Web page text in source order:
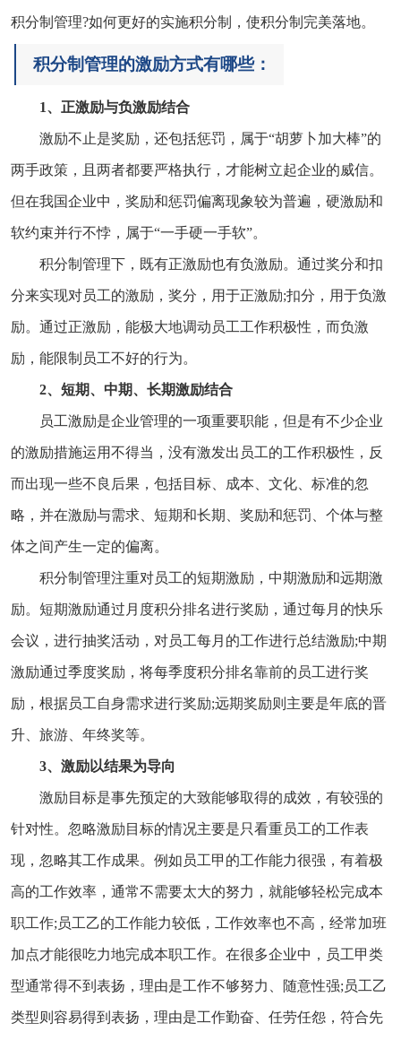
积分制管理?如何更好的实施积分制，使积分制完美落地。
积分制管理的激励方式有哪些：
1、正激励与负激励结合
激励不止是奖励，还包括惩罚，属于“胡萝卜加大棒”的
两手政策，且两者都要严格执行，才能树立起企业的威信。
但在我国企业中，奖励和惩罚偏离现象较为普遍，硬激励和
软约束并行不悖，属于“一手硬一手软”。
积分制管理下，既有正激励也有负激励。通过奖分和扣
分来实现对员工的激励，奖分，用于正激励;扣分，用于负激
励。通过正激励，能极大地调动员工工作积极性，而负激
励，能限制员工不好的行为。
2、短期、中期、长期激励结合
员工激励是企业管理的一项重要职能，但是有不少企业
的激励措施运用不得当，没有激发出员工的工作积极性，反
而出现一些不良后果，包括目标、成本、文化、标准的忽
略，并在激励与需求、短期和长期、奖励和惩罚、个体与整
体之间产生一定的偏离。
积分制管理注重对员工的短期激励，中期激励和远期激
励。短期激励通过月度积分排名进行奖励，通过每月的快乐
会议，进行抽奖活动，对员工每月的工作进行总结激励;中期
激励通过季度奖励，将每季度积分排名靠前的员工进行奖
励，根据员工自身需求进行奖励;远期奖励则主要是年底的晋
升、旅游、年终奖等。
3、激励以结果为导向
激励目标是事先预定的大致能够取得的成效，有较强的
针对性。忽略激励目标的情况主要是只看重员工的工作表
现，忽略其工作成果。例如员工甲的工作能力很强，有着极
高的工作效率，通常不需要太大的努力，就能够轻松完成本
职工作;员工乙的工作能力较低，工作效率也不高，经常加班
加点才能很吃力地完成本职工作。在很多企业中，员工甲类
型通常得不到表扬，理由是工作不够努力、随意性强;员工乙
类型则容易得到表扬，理由是工作勤奋、任劳任怨，符合先